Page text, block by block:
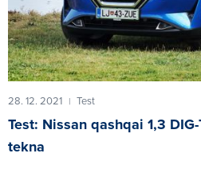
28. 12. 2021 | Test
Test: Nissan qashqai 1,3
tekna